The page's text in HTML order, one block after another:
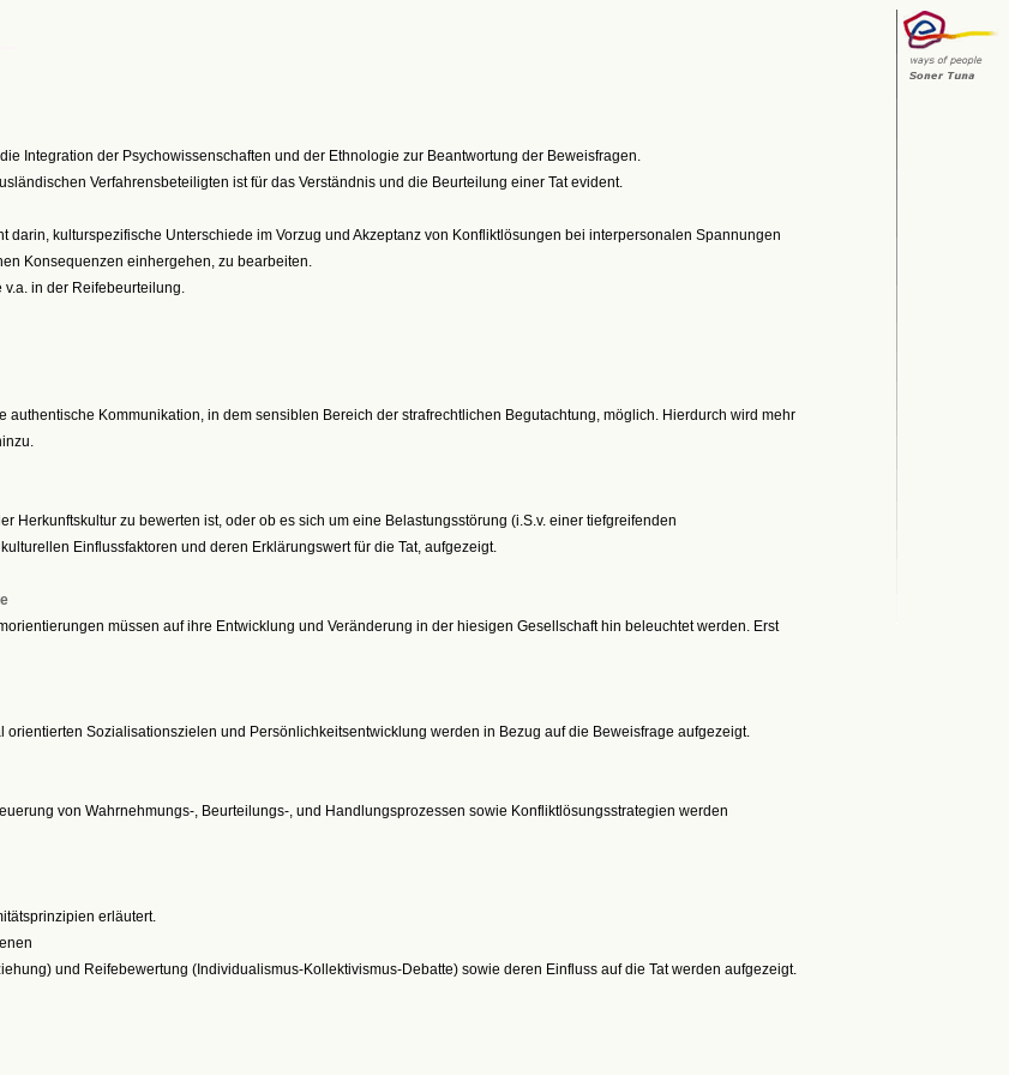
Integration der Psychowissenschaften und der Ethnologie zur Beantwortung der Beweisfragen.
Verfahrensbeteiligten ist für das Verständnis und die Beurteilung einer Tat evident.
darin, kulturspezifische Unterschiede im Vorzug und Akzeptanz von Konfliktlösungen bei interpersonalen Spannungen
Konsequenzen einhergehen, zu bearbeiten.
in der Reifebeurteilung.
authentische Kommunikation, in dem sensiblen Bereich der strafrechtlichen Begutachtung, möglich. Hierdurch wird mehr
Herkunftskultur zu bewerten ist, oder ob es sich um eine Belastungsstörung (i.S.v. einer tiefgreifenden
Einflussfaktoren und deren Erklärungswert für die Tat, aufgezeigt.
müssen auf ihre Entwicklung und Veränderung in der hiesigen Gesellschaft hin beleuchtet werden. Erst
Sozialisationszielen und Persönlichkeitsentwicklung werden in Bezug auf die Beweisfrage aufgezeigt.
von Wahrnehmungs-, Beurteilungs-, und Handlungsprozessen sowie Konfliktlösungsstrategien werden
erläutert.
und Reifebewertung (Individualismus-Kollektivismus-Debatte) sowie deren Einfluss auf die Tat werden aufgezeigt.